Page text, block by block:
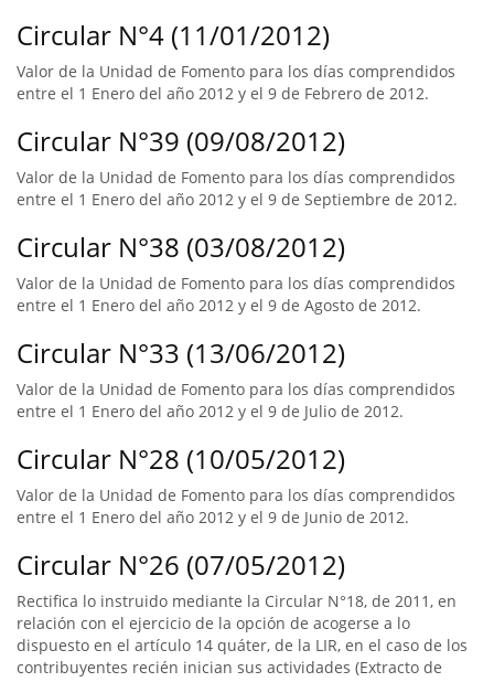
Circular N°4 (11/01/2012)
Valor de la Unidad de Fomento para los días comprendidos
entre el 1 Enero del año 2012 y el 9 de Febrero de 2012.
Circular N°39 (09/08/2012)
Valor de la Unidad de Fomento para los días comprendidos
entre el 1 Enero del año 2012 y el 9 de Septiembre de 2012.
Circular N°38 (03/08/2012)
Valor de la Unidad de Fomento para los días comprendidos
entre el 1 Enero del año 2012 y el 9 de Agosto de 2012.
Circular N°33 (13/06/2012)
Valor de la Unidad de Fomento para los días comprendidos
entre el 1 Enero del año 2012 y el 9 de Julio de 2012.
Circular N°28 (10/05/2012)
Valor de la Unidad de Fomento para los días comprendidos
entre el 1 Enero del año 2012 y el 9 de Junio de 2012.
Circular N°26 (07/05/2012)
Rectifica lo instruido mediante la Circular N°18, de 2011, en
relación con el ejercicio de la opción de acogerse a lo
dispuesto en el artículo 14 quáter, de la LIR, en el caso de los
contribuyentes recién inician sus actividades (Extracto de